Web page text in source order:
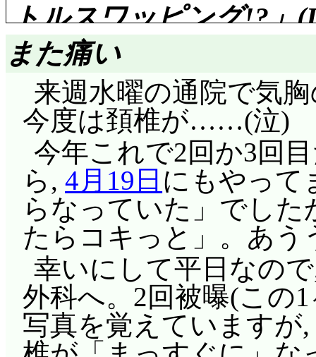
評価……☆☆☆(前回比:
リカの視点はいいで
白いです。しかし絵
「緩い」とか「ずれ
り「荒れている」。
森川君をまったく気
うではなく, では好意
わけでもなく。どう
ら, 兄と似ているから
ですか。森川君とし
まくるとおもいます
トルスワッピング!?」
評価……☆☆☆☆☆(前回
「響子さーん, 好き
やめーい(^^;;; 背景も
(^^;;;;;;; あれはやはり
か?(^^;;;;;;;;;;;;;;; それ
を「惣一郎さん」と
引っ張っても外れな
すのかと思ったら, り
また痛い
来週水曜の通院で気
今度は頚椎が……(泣)
今年これで2回か3回
ら,4月19日 にもやって
らなっていた」でし
たらコキっと」。あう
幸いにして平日なの
外科へ。2回被曝(この
写真を覚えていますが